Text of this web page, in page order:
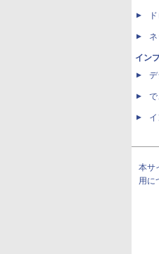
イン
で
本サ
用に